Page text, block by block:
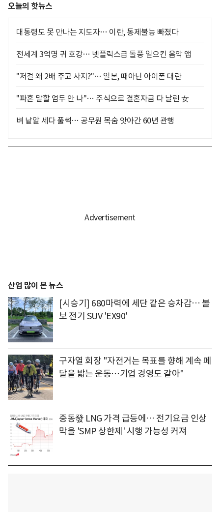
오늘의 핫뉴스
대통령도 못 만나는 지도자… 이란, 통제불능 빠졌다
전세계 3억명 귀 호강… 넷플릭스급 돌풍 일으킨 음악 앱
"저걸 왜 2배 주고 사지?"… 일본, 때아닌 아이폰 대란
"파혼 말할 엄두 안 나"… 주식으로 결혼자금 다 날린 女
벼 낱알 세다 풀썩… 공무원 목숨 앗아간 60년 관행
산업 많이 본 뉴스
[시승기] 680마력에 세단 같은 승차감… 볼
보 전기 SUV 'EX90'
구자열 회장 "자전거는 목표를 향해 계속 페
달을 밟는 운동⋯기업 경영도 같아"
중동發 LNG 가격 급등에… 전기요금 인상
막을 'SMP 상한제' 시행 가능성 커져